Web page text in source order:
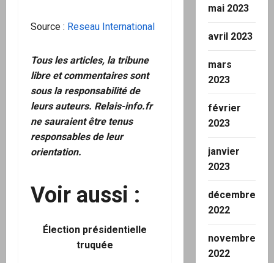
Source : Reseau International
Tous les articles, la tribune
libre et commentaires sont
sous la responsabilité de
leurs auteurs. Relais-info.fr
ne sauraient être tenus
responsables de leur
orientation.
Voir aussi :
Élection présidentielle
truquée
mai 2023
avril 2023
mars
2023
février
2023
janvier
2023
décembre
2022
novembre
2022